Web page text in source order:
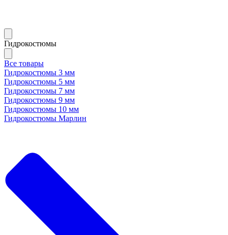
Гидрокостюмы
Все товары
Гидрокостюмы 3 мм
Гидрокостюмы 5 мм
Гидрокостюмы 7 мм
Гидрокостюмы 9 мм
Гидрокостюмы 10 мм
Гидрокостюмы Марлин